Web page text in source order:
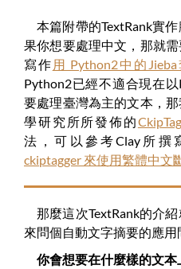
本篇附帶的TextRank實
果你想要處理中文，那就
寫作 用 Python2中的
Python2已經不適合現在
要處理臺灣為主的文本，
學研究所所發佈的
法，可以參考Clay所撰
ckiptagger 來使用繁體中文
那麼這次TextRank的介
來問個自動文字摘要的應用
你會想要在什麼樣的文本